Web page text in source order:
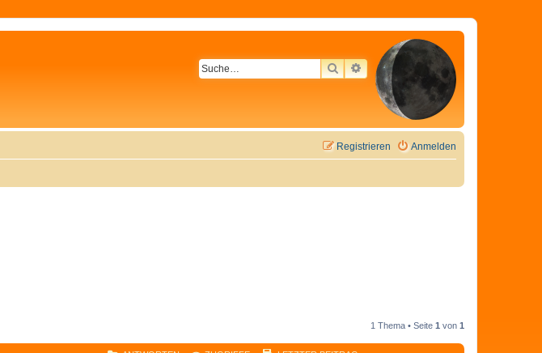
SUCHEERWEITERTE SUCHE
Anmelden
Registrieren
1 Thema • Seite 1 von 1